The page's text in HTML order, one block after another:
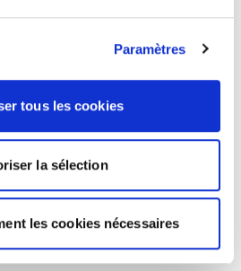
Paramètres
tous les cookies
la sélection
les cookies nécessaires